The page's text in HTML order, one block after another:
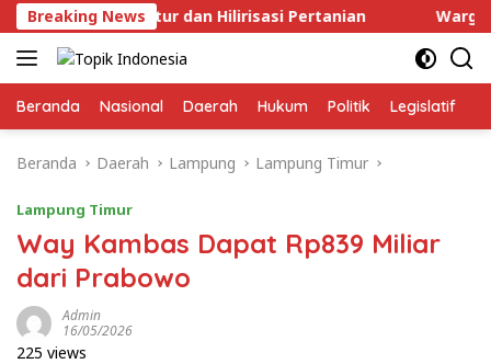
Langsung
ke
konten
Breaking News
Infrastruktur dan Hilirisasi Pertanian Warga
Beranda Nasional Daerah Hukum Politik Legislatif
Beranda Daerah Lampung Lampung Timur
Lampung Timur
Way Kambas Dapat Rp839 Miliar
dari Prabowo
Admin
16/05/2026
225 views